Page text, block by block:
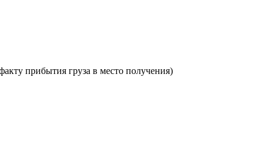
прибытия груза в место получения)